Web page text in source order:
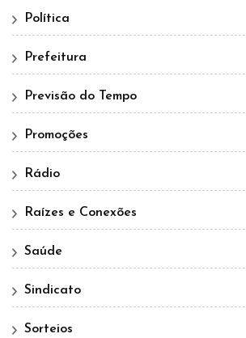
Política
Prefeitura
Previsão do Tempo
Promoções
Rádio
Raízes e Conexões
Saúde
Sindicato
Sorteios